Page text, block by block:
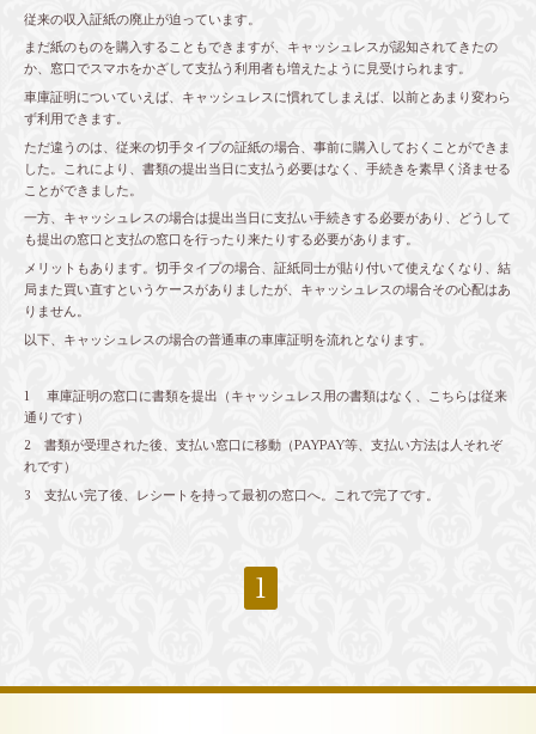
従来の収入証紙の廃止が迫っています。
まだ紙のものを購入することもできますが、キャッシュレスが認知されてきたの
か、窓口でスマホをかざして支払う利用者も増えたように見受けられます。
車庫証明についていえば、キャッシュレスに慣れてしまえば、以前とあまり変わら
ず利用できます。
ただ違うのは、従来の切手タイプの証紙の場合、事前に購入しておくことができま
した。これにより、書類の提出当日に支払う必要はなく、手続きを素早く済ませる
ことができました。
一方、キャッシュレスの場合は提出当日に支払い手続きする必要があり、どうして
も提出の窓口と支払の窓口を行ったり来たりする必要があります。
メリットもあります。切手タイプの場合、証紙同士が貼り付いて使えなくなり、結
局また買い直すというケースがありましたが、キャッシュレスの場合その心配はあ
りません。
以下、キャッシュレスの場合の普通車の車庫証明を流れとなります。
1 車庫証明の窓口に書類を提出（キャッシュレス用の書類はなく、こちらは従来
通りです）
2 書類が受理された後、支払い窓口に移動（PAYPAY等、支払い方法は人それぞ
れです）
3 支払い完了後、レシートを持って最初の窓口へ。これで完了です。
1